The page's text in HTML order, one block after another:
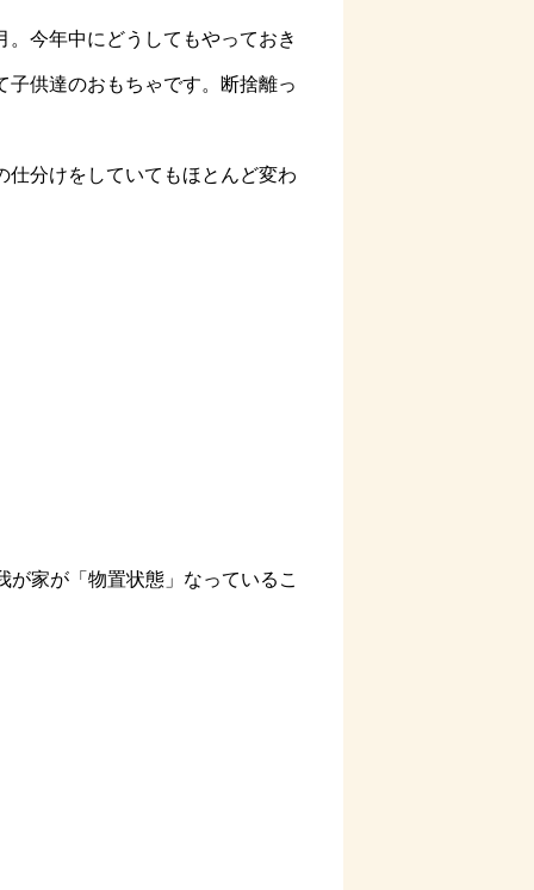
今年中にどうしてもやっておき
供達のおもちゃです。断捨離っ
分けをしていてもほとんど変わ
家が「物置状態」なっているこ